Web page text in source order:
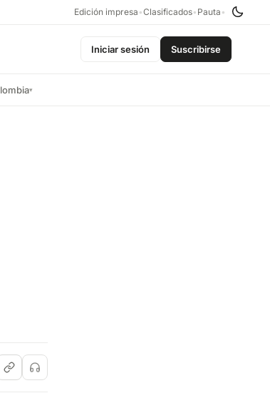
Edición impresa •Clasificados• Pauta •
Iniciar sesión Suscribirse
▾